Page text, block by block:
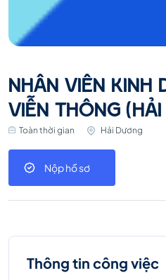
NHÂN VIÊN KINH
VIỄN THÔNG
Toàn thời gian Hải Dương
Nộp hồ sơ
Thông tin công việc